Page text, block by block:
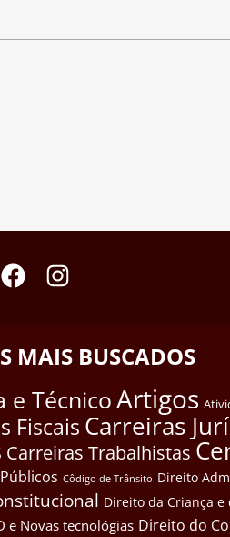
MAIS BUSCADOS
e TécnicoArtigos
Fiscais Carreiras
Carreiras Trabalhistas
Côdigo de Trânsito Direito
Direito da Criança e
e Novas tecnológias Direito do